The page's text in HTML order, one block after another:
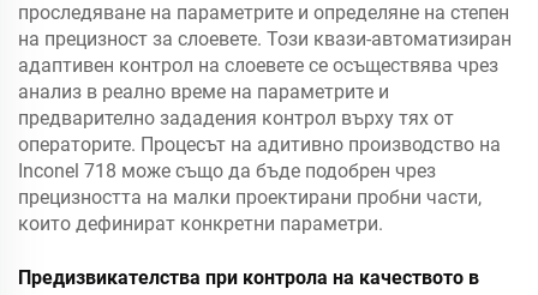
проследяване на параметрите и определяне на степен
на прецизност за слоевете. Този квази-автоматизиран
адаптивен контрол на слоевете се осъществява чрез
анализ в реално време на параметрите и
предварително зададения контрол върху тях от
операторите. Процесът на адитивно производство на
Inconel 718 може също да бъде подобрен чрез
прецизността на малки проектирани пробни части,
които дефинират конкретни параметри.
Предизвикателства при контрола на качеството в